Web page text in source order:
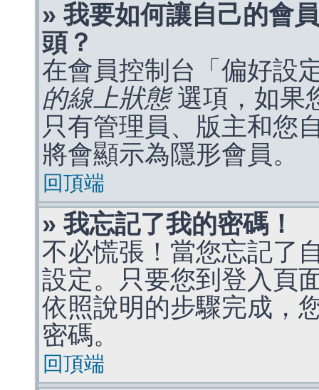
» 我要如何讓自己的會
頭？
在會員控制台「偏好設
的線上狀態選項，如果
只有管理員、版主和您
將會顯示為隱形會員。
回頂端
» 我忘記了我的密碼！
不必慌張！當您忘記了
設定。只要您到登入頁
依照說明的步驟完成，
密碼。
回頂端